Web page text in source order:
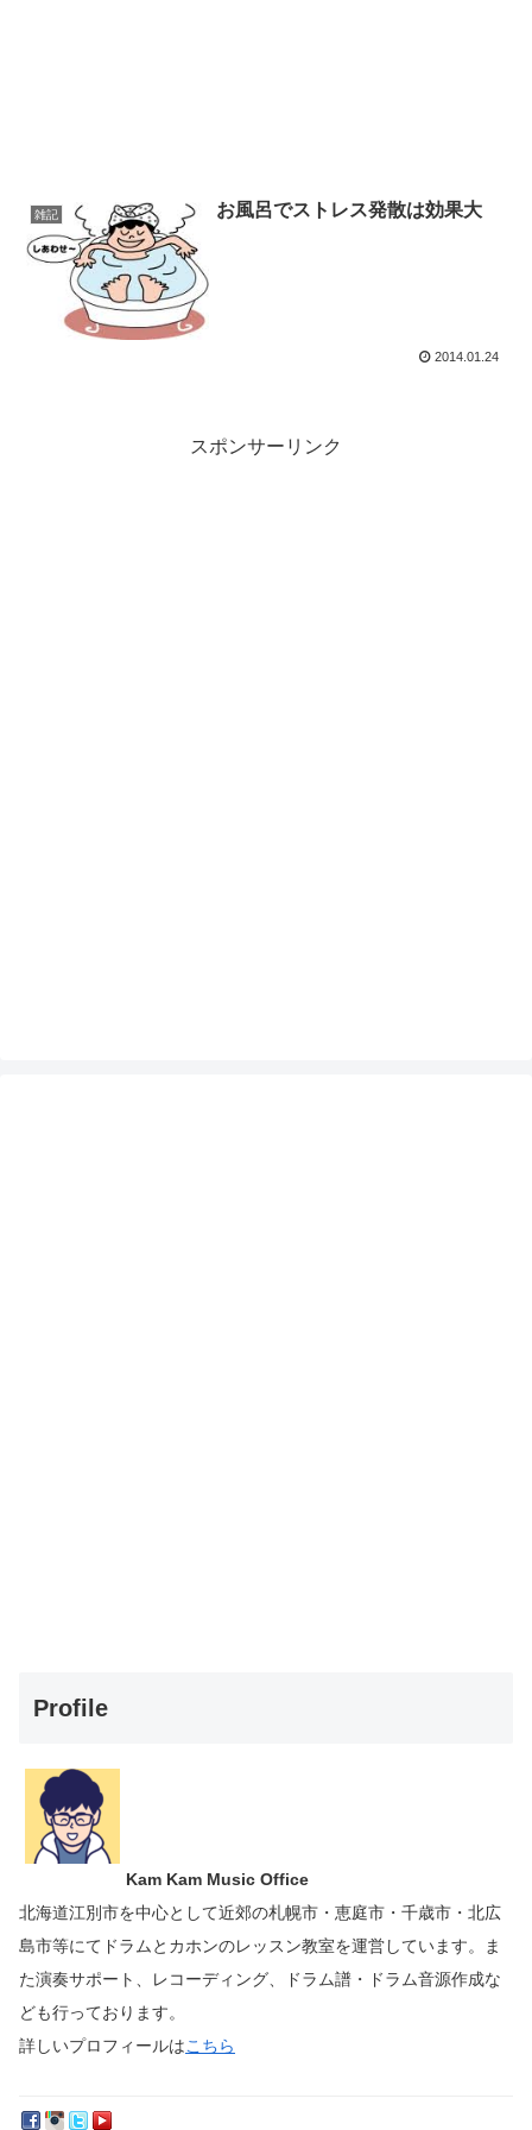
雑記 お風呂でストレス発散は効果大
2014.01.24
スポンサーリンク
Profile
Kam Kam Music Office
北海道江別市を中心として近郊の札幌市・恵庭市・千歳市・北広
島市等にて ドラムとカホンのレッスン教室を運営しています。
ま
た演奏サポート、レコーディング、ドラム譜・ドラム音源作成な
ども行っております。
詳しいプロフィールはこちら